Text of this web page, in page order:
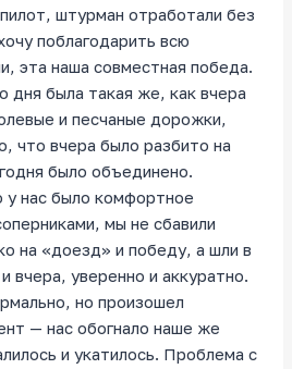
штурман отработали без
поблагодарить всю
эта наша совместная победа.
дня была такая же, как вчера
и песчаные дорожки,
что вчера было разбито на
было объединено.
нас было комфортное
мы не сбавили
на «доезд» и победу, а шли в
вчера, уверенно и аккуратно.
но произошел
— нас обогнало наше же
и укатилось. Проблема с